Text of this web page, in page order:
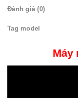
Đánh giá (0)
Tag model
Máy